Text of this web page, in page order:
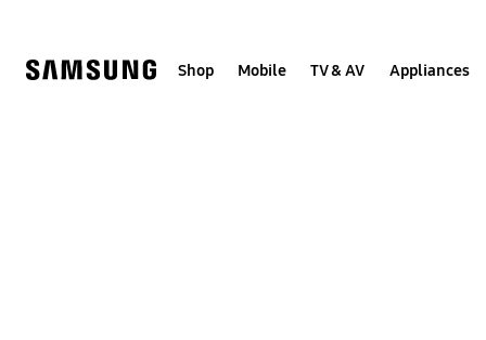
Shop Mobile TV & AV Appliances